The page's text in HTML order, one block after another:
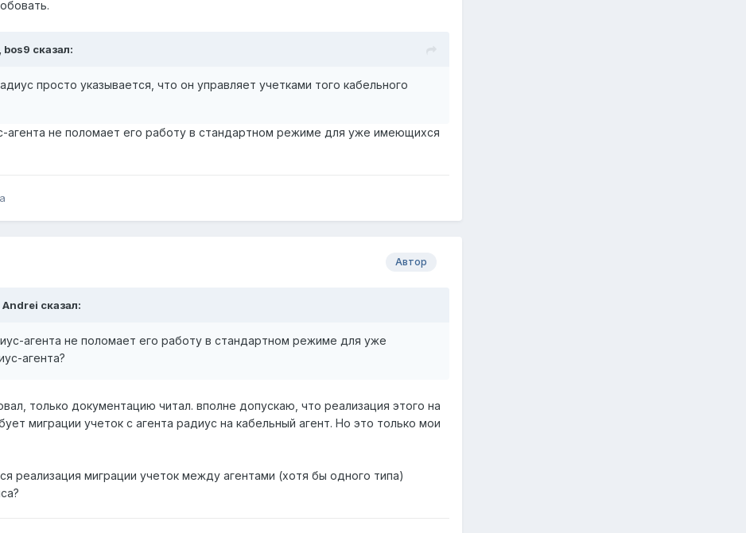
сказал:
просто указывается, что он управляет учетками того кабельного
агента не поломает его работу в стандартном режиме для уже имеющихся
Автор
сказал:
агента не поломает его работу в стандартном режиме для уже
агента?
только документацию читал. вполне допускаю, что реализация этого на
миграции учеток с агента радиус на кабельный агент. Но это только мои
реализация миграции учеток между агентами (хотя бы одного типа)